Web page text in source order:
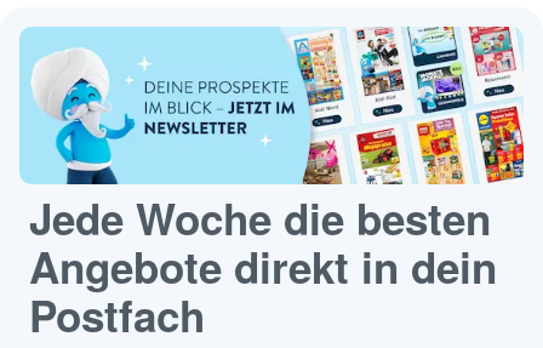
Jede Woche die besten
Angebote direkt in dein
Postfach